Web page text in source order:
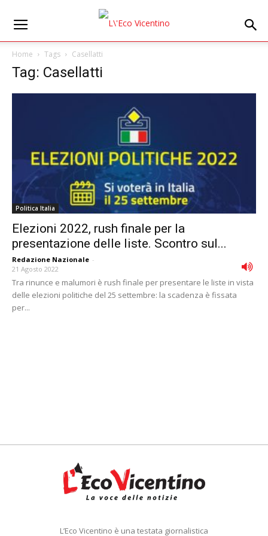
Home Tags Casellatti
Tag: Casellatti
Politica Italia
Elezioni 2022, rush finale per la
presentazione delle liste. Scontro sul...
Redazione Nazionale -
21 Agosto 2022
Tra rinunce e malumori è rush finale per presentare le liste in vista
delle elezioni politiche del 25 settembre: la scadenza è fissata
per...
L’Eco Vicentino è una testata giornalistica